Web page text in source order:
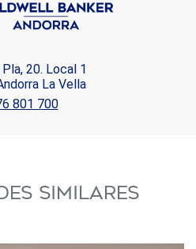
Pla, 20. Local 1
La Vella
801 700
SIMILARES